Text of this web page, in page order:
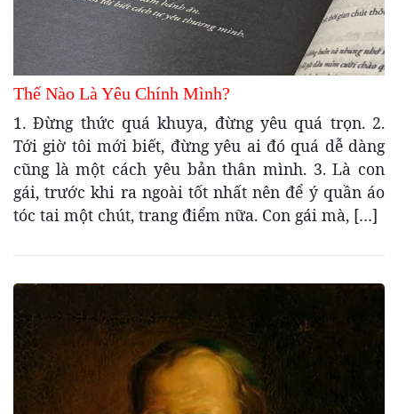
Thế Nào Là Yêu Chính Mình?
1. Đừng thức quá khuya, đừng yêu quá trọn. 2.
Tới giờ tôi mới biết, đừng yêu ai đó quá dễ dàng
cũng là một cách yêu bản thân mình. 3. Là con
gái, trước khi ra ngoài tốt nhất nên để ý quần áo
tóc tai một chút, trang điểm nữa. Con gái mà, […]